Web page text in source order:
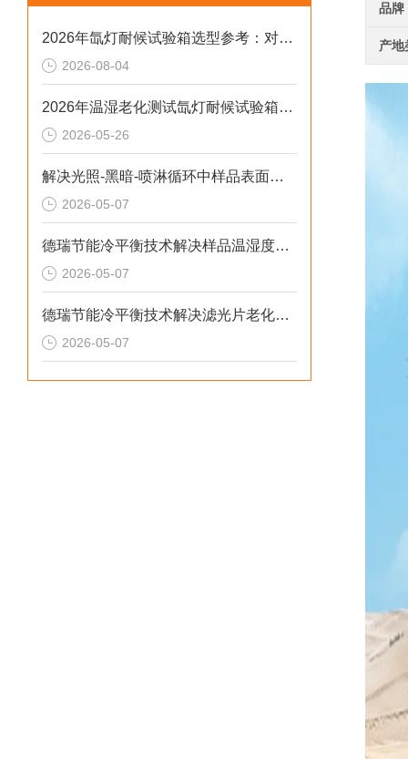
2026年氙灯耐候试验箱选型参考：对标新标准与数据合规实践
2026-08-04
2026年温湿老化测试氙灯耐候试验箱排行榜：破解精度差、数据无效等行业痛点
2026-05-26
解决光照-黑暗-喷淋循环中样品表面凝露导致测试失真的2026选型标准
2026-05-07
德瑞节能冷平衡技术解决样品温湿度失控与老化机理失真的2026选型标准
2026-05-07
德瑞节能冷平衡技术解决滤光片老化无预警与校准停机损失的2026选型标准
2026-05-07
品牌
产地